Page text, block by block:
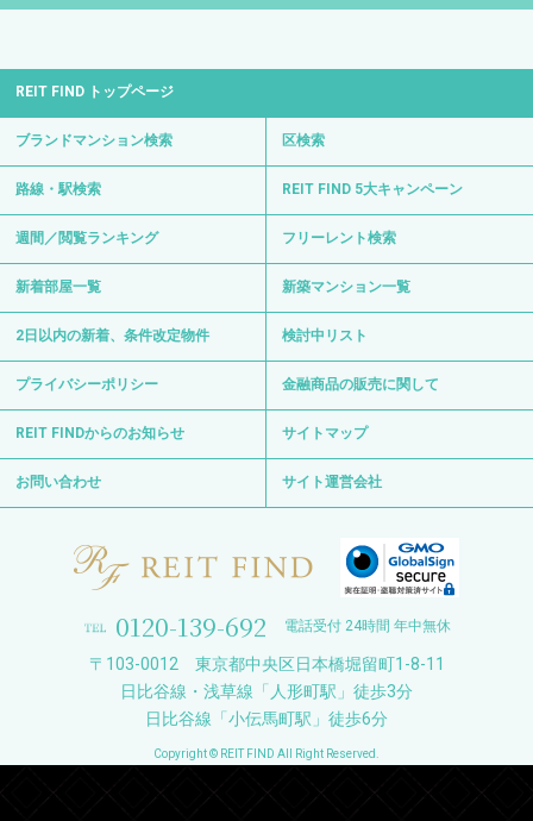
REIT FIND トップページ
ブランドマンション検索 区検索
路線・駅検索 REIT FIND 5大キャンペーン
週間／閲覧ランキング フリーレント検索
新着部屋一覧 新築マンション一覧
2日以内の新着、条件改定物件 検討中リスト
プライバシーポリシー 金融商品の販売に関して
REIT FINDからのお知らせ サイトマップ
お問い合わせ サイト運営会社
0120-139-692 電話受付 24時間 年中無休
〒103-0012 東京都中央区日本橋堀留町1-8-11
日比谷線・浅草線「人形町駅」徒歩3分
日比谷線「小伝馬町駅」徒歩6分
Copyright © REIT FIND All Right Reserved.